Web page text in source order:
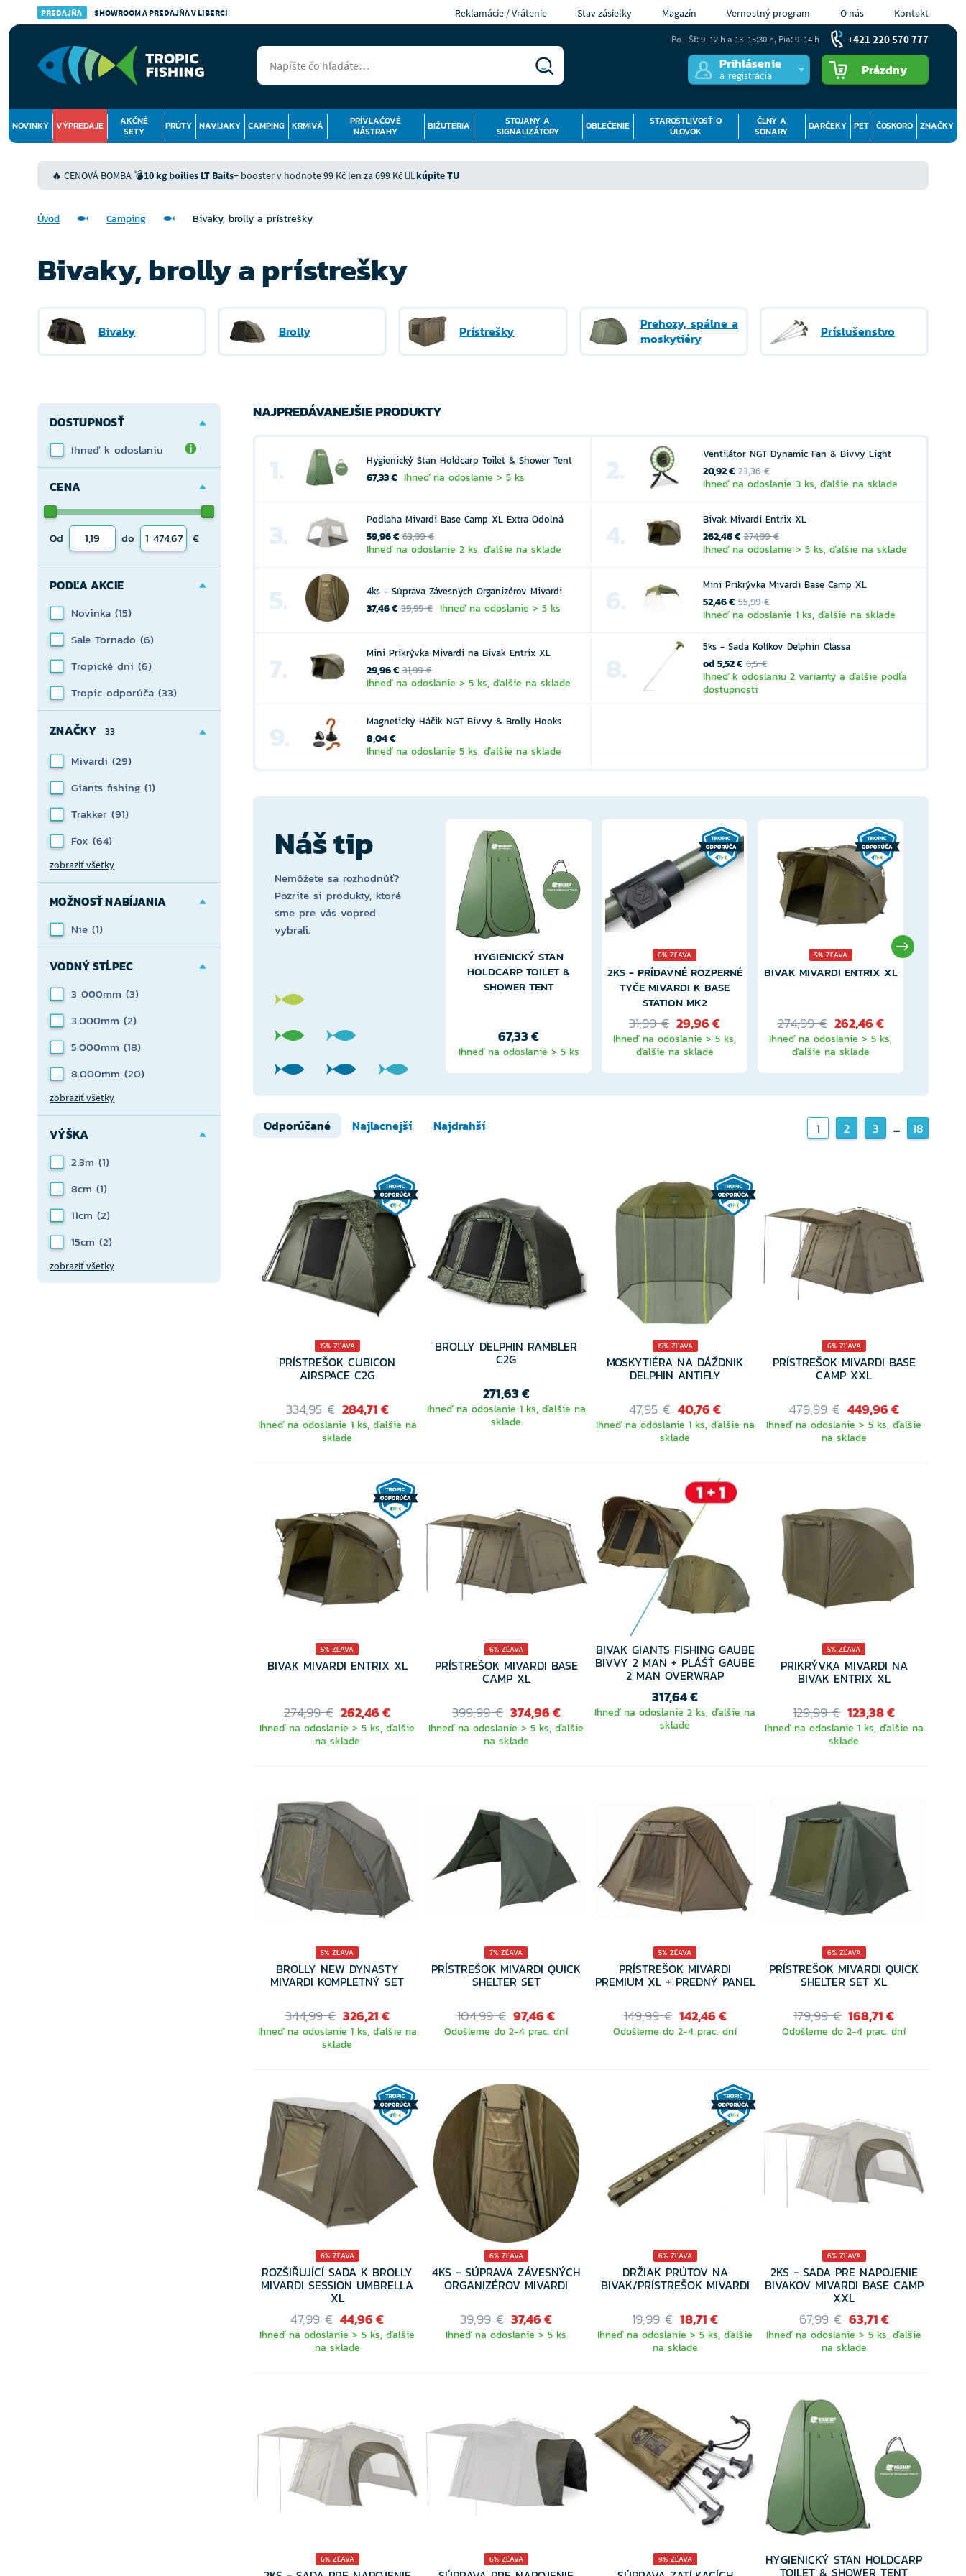
PREDAJŇA SHOWROOM A PREDAJŇA V LIBERCI Reklamácie / Vrátenie Stav zásielky Magazín Vernostný program O nás Kontakt
Prihlásenie
a registrácia Prázdny
NOVINKY VÝPREDAJE
AKČNÉ
SETY
PRÚTY NAVIJAKY CAMPING KRMIVÁ
PRÍVLAČOVÉ
NÁSTRAHY
BIŽUTÉRIA
STOJANY A
SIGNALIZÁTORY
OBLEČENIE
STAROSTLIVOSŤ O
ÚLOVOK
ČLNY A
SONARY
DARČEKY PET ČOSKORO ZNAČKY
Po - Št: 9–12 h a 13–15:30 h, Pia: 9–14 h +421 220 570 777
🔥 CENOVÁ BOMBA 💣10 kg boilies LT Baits+ booster v hodnote 99 Kč len za 699 Kč 👉🏻kúpite TU
Úvod Camping Bivaky, brolly a prístrešky
Bivaky, brolly a prístrešky
Bivaky Brolly Prístrešky
Prehozy, spálne a
moskytiéry
Príslušenstvo
DOSTUPNOSŤ
Ihneď k odoslaniu
CENA
Od do €
PODĽA AKCIE
Novinka (15)
Sale Tornado (6)
Tropické dni (6)
Tropic odporúča (33)
ZNAČKY 33
Mivardi (29)
Giants fishing (1)
Trakker (91)
Fox (64)
zobraziť všetky
MOŽNOSŤ NABÍJANIA
Nie (1)
VODNÝ STĹPEC
3 000mm (3)
3.000mm (2)
5.000mm (18)
8.000mm (20)
zobraziť všetky
VÝŠKA
2,3m (1)
8cm (1)
11cm (2)
15cm (2)
zobraziť všetky
NAJPREDÁVANEJŠIE PRODUKTY
1. Hygienický Stan Holdcarp Toilet & Shower Tent
67,33 € Ihneď na odoslanie > 5 ks 2. Ventilátor NGT Dynamic Fan & Bivvy Light
20,92 € 23,36 €
Ihneď na odoslanie 3 ks, ďalšie na sklade
3. Podlaha Mivardi Base Camp XL Extra Odolná
59,96 € 63,99 €
Ihneď na odoslanie 2 ks, ďalšie na sklade 4. Bivak Mivardi Entrix XL
262,46 € 274,99 €
Ihneď na odoslanie > 5 ks, ďalšie na sklade
5. 4ks - Súprava Závesných Organizérov Mivardi
37,46 € 39,99 € Ihneď na odoslanie > 5 ks 6. Mini Prikrývka Mivardi Base Camp XL
52,46 € 55,99 €
Ihneď na odoslanie 1 ks, ďalšie na sklade
7. Mini Prikrývka Mivardi na Bivak Entrix XL
29,96 € 31,99 €
Ihneď na odoslanie > 5 ks, ďalšie na sklade 8.
5ks - Sada Kolíkov Delphin Classa
od 5,52 € 6,5 €
Ihneď k odoslaniu 2 varianty a ďalšie podľa
dostupnosti
9. Magnetický Háčik NGT Bivvy & Brolly Hooks
8,04 €
Ihneď na odoslanie 5 ks, ďalšie na sklade
Náš tip
Nemôžete sa rozhodnúť?
Pozrite si produkty, ktoré
sme pre vás vopred
vybrali.
HYGIENICKÝ STAN
HOLDCARP TOILET &
SHOWER TENT
67,33 €
Ihneď na odoslanie > 5 ks
6% ZĽAVA
2KS - PRÍDAVNÉ ROZPERNÉ
TYČE MIVARDI K BASE
STATION MK2
31,99 € 29,96 €
Ihneď na odoslanie > 5 ks,
ďalšie na sklade
5% ZĽAVA
BIVAK MIVARDI ENTRIX XL
274,99 € 262,46 €
Ihneď na odoslanie > 5 ks,
ďalšie na sklade
Odporúčané Najlacnejší Najdrahší 1 2 3 ... 18
15% ZĽAVA
PRÍSTREŠOK CUBICON
AIRSPACE C2G
334,95 € 284,71 €
Ihneď na odoslanie 1 ks, ďalšie na
sklade
BROLLY DELPHIN RAMBLER
C2G
271,63 €
Ihneď na odoslanie 1 ks, ďalšie na
sklade
15% ZĽAVA
MOSKYTIÉRA NA DÁŽDNIK
DELPHIN ANTIFLY
47,95 € 40,76 €
Ihneď na odoslanie 1 ks, ďalšie na
sklade
6% ZĽAVA
PRÍSTREŠOK MIVARDI BASE
CAMP XXL
479,99 € 449,96 €
Ihneď na odoslanie > 5 ks, ďalšie
na sklade
5% ZĽAVA
BIVAK MIVARDI ENTRIX XL
274,99 € 262,46 €
Ihneď na odoslanie > 5 ks, ďalšie
na sklade
6% ZĽAVA
PRÍSTREŠOK MIVARDI BASE
CAMP XL
399,99 € 374,96 €
Ihneď na odoslanie > 5 ks, ďalšie
na sklade
BIVAK GIANTS FISHING GAUBE
BIVVY 2 MAN + PLÁŠŤ GAUBE
2 MAN OVERWRAP
317,64 €
Ihneď na odoslanie 2 ks, ďalšie na
sklade
5% ZĽAVA
PRIKRÝVKA MIVARDI NA
BIVAK ENTRIX XL
129,99 € 123,38 €
Ihneď na odoslanie 1 ks, ďalšie na
sklade
5% ZĽAVA
BROLLY NEW DYNASTY
MIVARDI KOMPLETNÝ SET
344,99 € 326,21 €
Ihneď na odoslanie 1 ks, ďalšie na
sklade
7% ZĽAVA
PRÍSTREŠOK MIVARDI QUICK
SHELTER SET
104,99 € 97,46 €
Odošleme do 2-4 prac. dní
5% ZĽAVA
PRÍSTREŠOK MIVARDI
PREMIUM XL + PREDNÝ PANEL
149,99 € 142,46 €
Odošleme do 2-4 prac. dní
6% ZĽAVA
PRÍSTREŠOK MIVARDI QUICK
SHELTER SET XL
179,99 € 168,71 €
Odošleme do 2-4 prac. dní
6% ZĽAVA
ROZŠIŘUJÍCÍ SADA K BROLLY
MIVARDI SESSION UMBRELLA
XL
47,99 € 44,96 €
Ihneď na odoslanie > 5 ks, ďalšie
na sklade
6% ZĽAVA
4KS - SÚPRAVA ZÁVESNÝCH
ORGANIZÉROV MIVARDI
39,99 € 37,46 €
Ihneď na odoslanie > 5 ks
6% ZĽAVA
DRŽIAK PRÚTOV NA
BIVAK/PRÍSTREŠOK MIVARDI
19,99 € 18,71 €
Ihneď na odoslanie > 5 ks, ďalšie
na sklade
6% ZĽAVA
2KS - SADA PRE NAPOJENIE
BIVAKOV MIVARDI BASE CAMP
XXL
67,99 € 63,71 €
Ihneď na odoslanie > 5 ks, ďalšie
na sklade
6% ZĽAVA 6% ZĽAVA 9% ZĽAVA HYGIENICKÝ STAN HOLDCARP
TOILET & SHOWER TENT